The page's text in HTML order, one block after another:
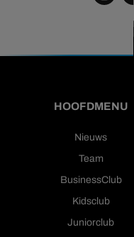
HOOFDMENU
Nieuws
Team
BusinessClub
Kidsclub
Juniorclub